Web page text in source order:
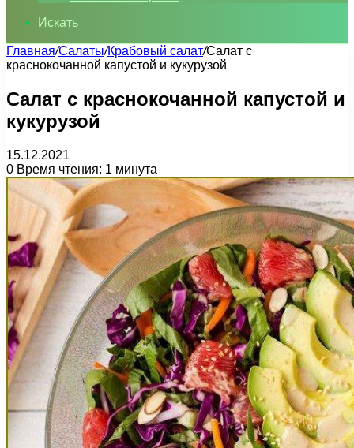
Искать
Главная/Салаты/Крабовый салат/Салат с
краснокочанной капустой и кукурузой
Салат с краснокочанной капустой и
кукурузой
15.12.2021
0 Время чтения: 1 минута